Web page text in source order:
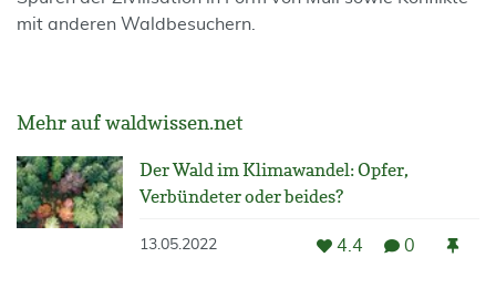
mit anderen Waldbesuchern.
Mehr auf waldwissen.net
Der Wald im Klimawandel: Opfer,
Verbündeter oder beides?
13.05.2022 4.4 0